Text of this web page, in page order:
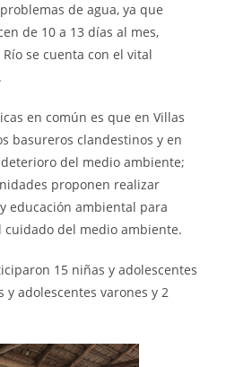
de agua, ya que
de 10 a 13 días al mes,
se cuenta con el vital
en común es que en Villas
basureros clandestinos y en
del medio ambiente;
proponen realizar
educación ambiental para
cuidado del medio ambiente.
15 niñas y adolescentes
adolescentes varones y 2